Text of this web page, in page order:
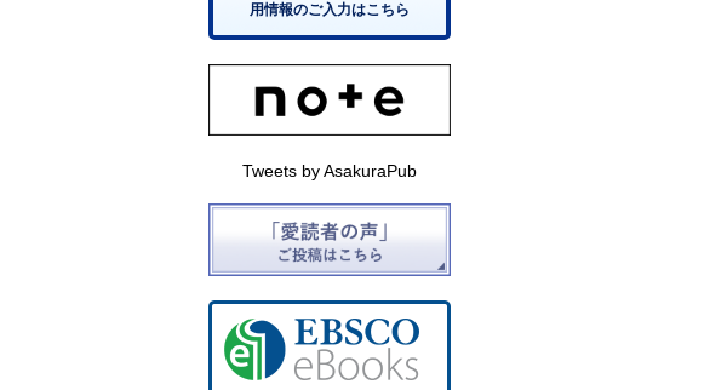
用情報のご入力はこちら
Tweets by AsakuraPub